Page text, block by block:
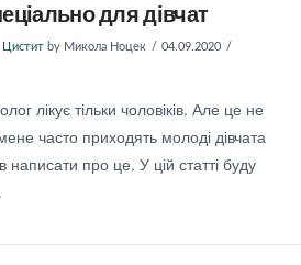
для дівчат
Цистит by Микола Ноцек
04.09.2020
лікує тільки чоловіків. Але це не
часто приходять молоді дівчата
про це. У цій статті буду